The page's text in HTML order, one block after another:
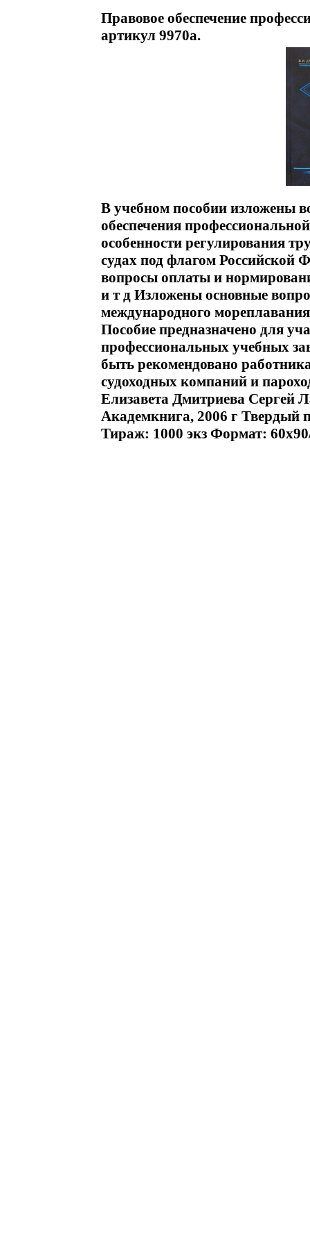
Правовое обеспечение
артикул 9970a.
В учебном пособии изложены
обеспечения
особенности регулирования
судах под флагом Российской
вопросы оплаты и
и т д Изложены основные
международного
Пособие предназначено для
профессиональных учебных
быть рекомендовано
судоходных компаний и
Елизавета Дмитриева Сергей
Академкнига, 2006 г Твердый
Тираж: 1000 экз Формат: